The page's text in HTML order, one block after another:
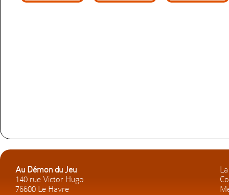
Au Démon du Jeu
140 rue Victor Hugo
76600 Le Havre